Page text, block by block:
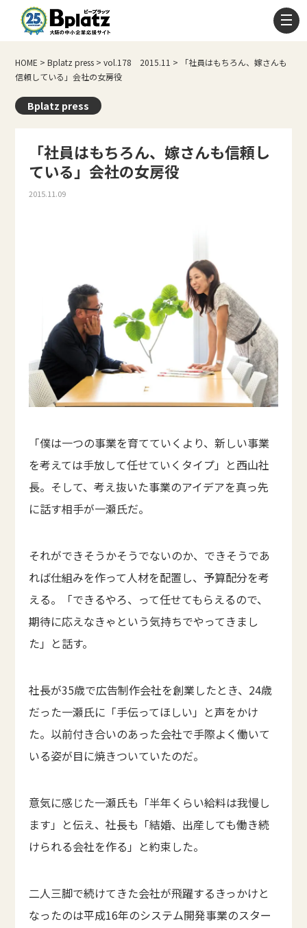
HOME >Bplatz press >vol.178 2015.11 >
「社員はもちろん、嫁さんも
信頼している」会社の女房役
Bplatz press
「社員はもちろん、嫁さんも信頼し
ている」会社の女房役
2015.11.09
「僕は一つの事業を育てていくより、新しい事業
を考えては手放して任せていくタイプ」と西山社
長。そして、考え抜いた事業のアイデアを真っ先
に話す相手が一瀬氏だ。
それができそうかそうでないのか、できそうであ
れば仕組みを作って人材を配置し、予算配分を考
える。「できるやろ、って任せてもらえるので、
期待に応えなきゃという気持ちでやってきまし
た」と話す。
社長が35歳で広告制作会社を創業したとき、24歳
だった一瀬氏に「手伝ってほしい」と声をかけ
た。以前付き合いのあった会社で手際よく働いて
いる姿が目に焼きついていたのだ。
意気に感じた一瀬氏も「半年くらい給料は我慢し
ます」と伝え、社長も「結婚、出産しても働き続
けられる会社を作る」と約束した。
二人三脚で続けてきた会社が飛躍するきっかけと
なったのは平成16年のシステム開発事業のスター